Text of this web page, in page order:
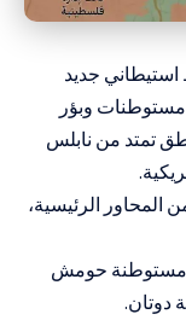
جديد
وبؤر
تمتد من نابلس
الرئيسية،
مستوطنة حومش
دوتان.